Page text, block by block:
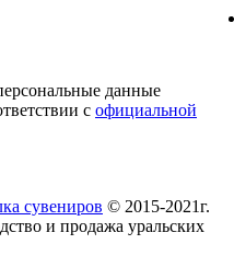
данные
с официальной
сувениров © 2015-2021г.
и продажа уральских